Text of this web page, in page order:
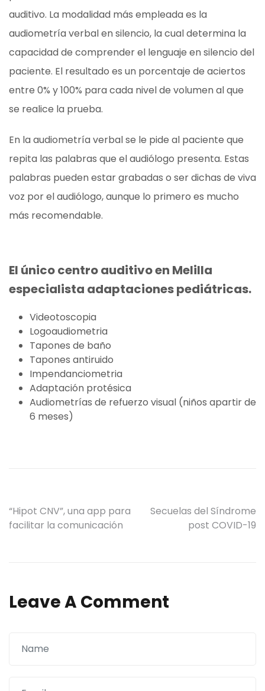
auditivo. La modalidad más empleada es la
audiometría verbal en silencio, la cual determina la
capacidad de comprender el lenguaje en silencio del
paciente. El resultado es un porcentaje de aciertos
entre 0% y 100% para cada nivel de volumen al que
se realice la prueba.
En la audiometría verbal se le pide al paciente que
repita las palabras que el audiólogo presenta. Estas
palabras pueden estar grabadas o ser dichas de viva
voz por el audiólogo, aunque lo primero es mucho
más recomendable.
El único centro auditivo en Melilla
especialista adaptaciones pediátricas.
Videotoscopia
Logoaudiometria
Tapones de baño
Tapones antiruido
Impendanciometria
Adaptación protésica
Audiometrías de refuerzo visual (niños apartir de
6 meses)
Navegación
de
“Hipot CNV”, una app para
facilitar la comunicación
Secuelas del Síndrome
post COVID-19
Leave A Comment